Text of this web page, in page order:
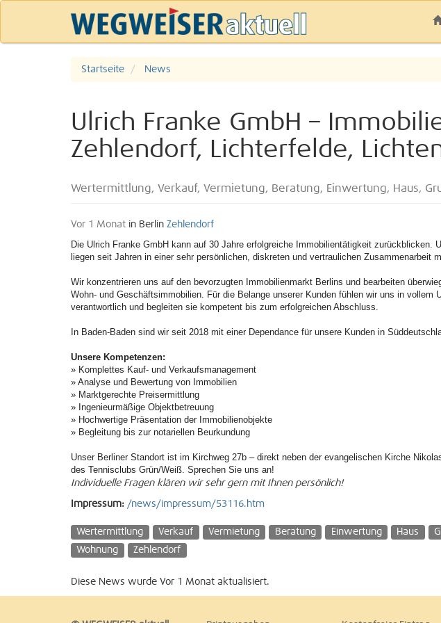
Startseite News
Ulrich Franke GmbH –
Zehlendorf, Lichterfelde,
Wertermittlung, Verkauf, Vermietung, Beratung, Einwertung, Haus,
Vor 1 Monat in Berlin Zehlendorf
Die Ulrich Franke GmbH kann auf 30 Jahre erfolgreiche Immobilientätigkeit zurückblicken.
liegen seit Jahren in einer sehr persönlichen, diskreten und vertraulichen Zusammenarbeit
Wir konzentrieren uns auf den bevorzugten Immobilienmarkt Berlins und bearbeiten
Wohn- und Geschäftsimmobilien. Für die Belange unserer Kunden fühlen wir uns in vollem
verantwortlich und begleiten sie kompetent bis zum erfolgreichen Abschluss.
In Baden-Baden sind wir seit 2018 mit einer Dependance für unsere Kunden in
Unsere Kompetenzen:
» Komplettes Kauf- und Verkaufsmanagement
» Analyse und Bewertung von Immobilien
» Marktgerechte Preisermittlung
» Ingenieurmäßige Objektbetreuung
» Hochwertige Präsentation der Immobilienobjekte
» Begleitung bis zur notariellen Beurkundung
Unser Berliner Standort ist im Kirchweg 27b – direkt neben der evangelischen Kirche
des Tennisclubs Grün/Weiß. Sprechen Sie uns an!
Individuelle Fragen klären wir sehr gern mit Ihnen persönlich!
Impressum: /news/impressum/53116.htm
Wertermittlung Verkauf Vermietung Beratung Einwertung Haus
Wohnung
Zehlendorf
Diese News wurde Vor 1 Monat aktualisiert.